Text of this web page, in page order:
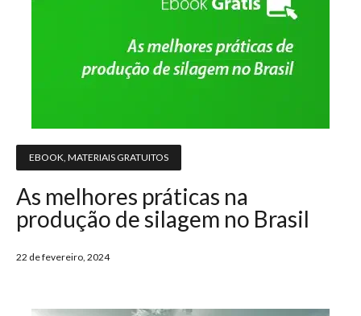
EBOOK, MATERIAIS GRATUITOS
As melhores práticas na
produção de silagem no Brasil
22 de fevereiro, 2024